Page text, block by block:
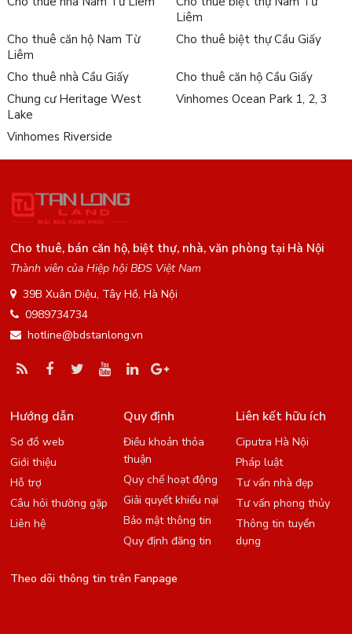
Liêm
Cho thuê căn hộ Nam Từ
Liêm
Cho thuê biệt thự Cầu Giấy
Cho thuê nhà Cầu Giấy
Cho thuê căn hộ Cầu Giấy
Chung cư Heritage West
Lake
Vinhomes Ocean Park 1, 2, 3
Vinhomes Riverside
Cho thuê, bán căn hộ, biệt thự, nhà, văn phòng tại Hà Nội
Thành viên của Hiệp hội BĐS Việt Nam
39B Xuân Diệu, Tây Hồ, Hà Nội
0989734734
hotline@bdstanlong.vn
Hướng dẫn
Sơ đồ web
Giới thiệu
Hỗ trợ
Câu hỏi thường gặp
Liên hệ
Quy định
Điều khoản thỏa
thuận
Quy chế hoạt động
Giải quyết khiếu nại
Bảo mật thông tin
Quy định đăng tin
Liên kết hữu ích
Ciputra Hà Nội
Pháp luật
Tư vấn nhà đẹp
Tư vấn phong thủy
Thông tin tuyển
dụng
Theo dõi thông tin trên Fanpage